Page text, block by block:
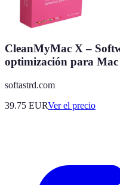
CleanMyMac X –
optimización para
softastrd.com
39.75 EURVer el precio